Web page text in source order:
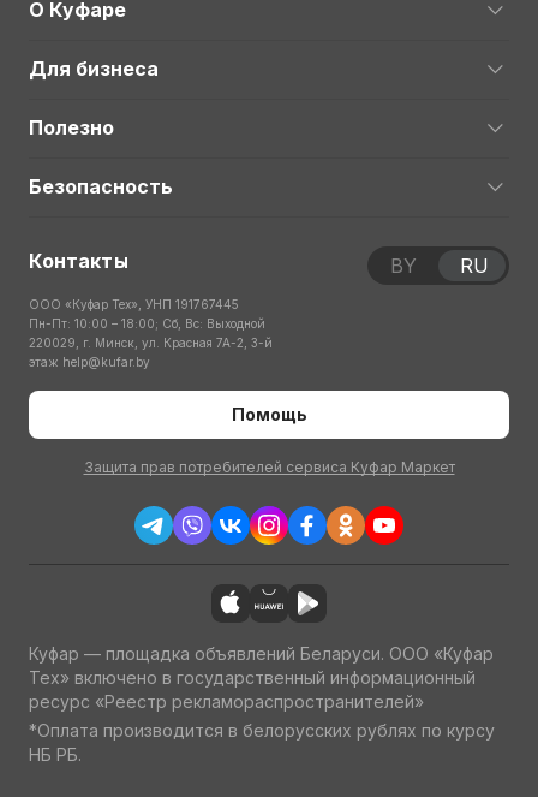
О Куфаре
Для бизнеса
Полезно
Безопасность
Контакты
ООО «Куфар Тех», УНП 191767445
Пн-Пт: 10:00 – 18:00; Сб, Вс: Выходной
220029, г. Минск, ул. Красная 7А-2, 3-й
этаж help@kufar.by
Помощь
Защита прав потребителей сервиса Куфар Маркет
BY RU
Куфар — площадка объявлений Беларуси. ООО «Куфар
Тех» включено в государственный информационный
ресурс «Реестр рекламораспространителей»
*Оплата производится в белорусских рублях по курсу
НБ РБ.